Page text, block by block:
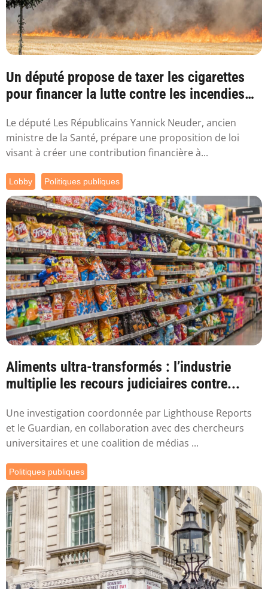
Un député propose de taxer les cigarettes
pour financer la lutte contre les incendies
Le député Les Républicains Yannick Neuder, ancien
ministre de la Santé, prépare une proposition de loi
visant à créer une contribution financière à...
Lobby Politiques publiques
Aliments ultra-transformés : l’industrie
multiplie les recours judiciaires contre...
Une investigation coordonnée par Lighthouse Reports
et le Guardian, en collaboration avec des chercheurs
universitaires et une coalition de médias ...
Politiques publiques